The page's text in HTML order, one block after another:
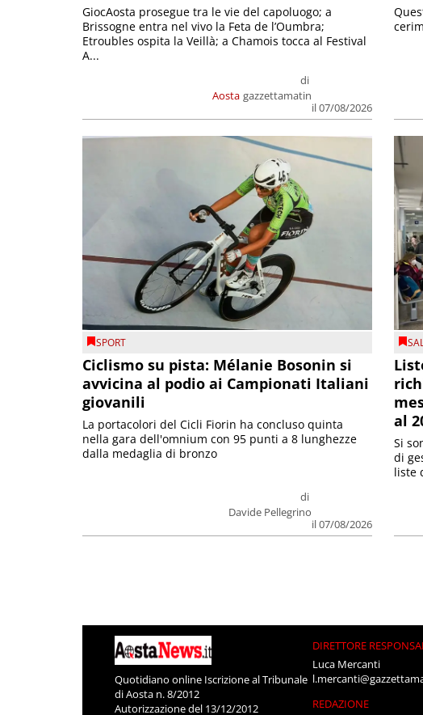
Aosta
di
gazzettamatin
il 07/08/2026
GiocAosta prosegue tra le vie del capoluogo; a
Brissogne entra nel vivo la Feta de l’Oumbra;
Etroubles ospita la Veillà; a Chamois tocca al Festival
A...
SPORT
Ciclismo su pista: Mélanie Bosonin si
avvicina al podio ai Campionati Italiani
giovanili
di
Davide Pellegrino
il 07/08/2026
La portacolori del Cicli Fiorin ha concluso quinta
nella gara dell'omnium con 95 punti a 8 lunghezze
dalla medaglia di bronzo
al
Si
di
liste
Quotidiano online Iscrizione al Tribunale
di Aosta n. 8/2012
Autorizzazione del 13/12/2012
DIRETTORE
Luca Mercanti
REDAZIONE